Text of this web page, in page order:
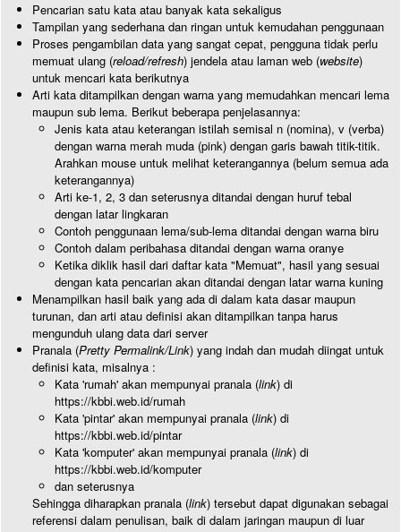
Pencarian satu kata atau banyak kata sekaligus
Tampilan yang sederhana dan ringan untuk kemudahan penggunaan
Proses pengambilan data yang sangat cepat, pengguna tidak perlu
memuat ulang (reload/refresh) jendela atau laman web (website)
untuk mencari kata berikutnya
Arti kata ditampilkan dengan warna yang memudahkan mencari lema
maupun sub lema. Berikut beberapa penjelasannya:
Jenis kata atau keterangan istilah semisal n (nomina), v (verba)
dengan warna merah muda (pink) dengan garis bawah titik-titik.
Arahkan mouse untuk melihat keterangannya (belum semua ada
keterangannya)
Arti ke-1, 2, 3 dan seterusnya ditandai dengan huruf tebal
dengan latar lingkaran
Contoh penggunaan lema/sub-lema ditandai dengan warna biru
Contoh dalam peribahasa ditandai dengan warna oranye
Ketika diklik hasil dari daftar kata "Memuat", hasil yang sesuai
dengan kata pencarian akan ditandai dengan latar warna kuning
Menampilkan hasil baik yang ada di dalam kata dasar maupun
turunan, dan arti atau definisi akan ditampilkan tanpa harus
mengunduh ulang data dari server
Pranala (Pretty Permalink/Link) yang indah dan mudah diingat untuk
definisi kata, misalnya :
Kata 'rumah' akan mempunyai pranala (link) di
https://kbbi.web.id/rumah
Kata 'pintar' akan mempunyai pranala (link) di
https://kbbi.web.id/pintar
Kata 'komputer' akan mempunyai pranala (link) di
https://kbbi.web.id/komputer
dan seterusnya
Sehingga diharapkan pranala (link) tersebut dapat digunakan sebagai
referensi dalam penulisan, baik di dalam jaringan maupun di luar